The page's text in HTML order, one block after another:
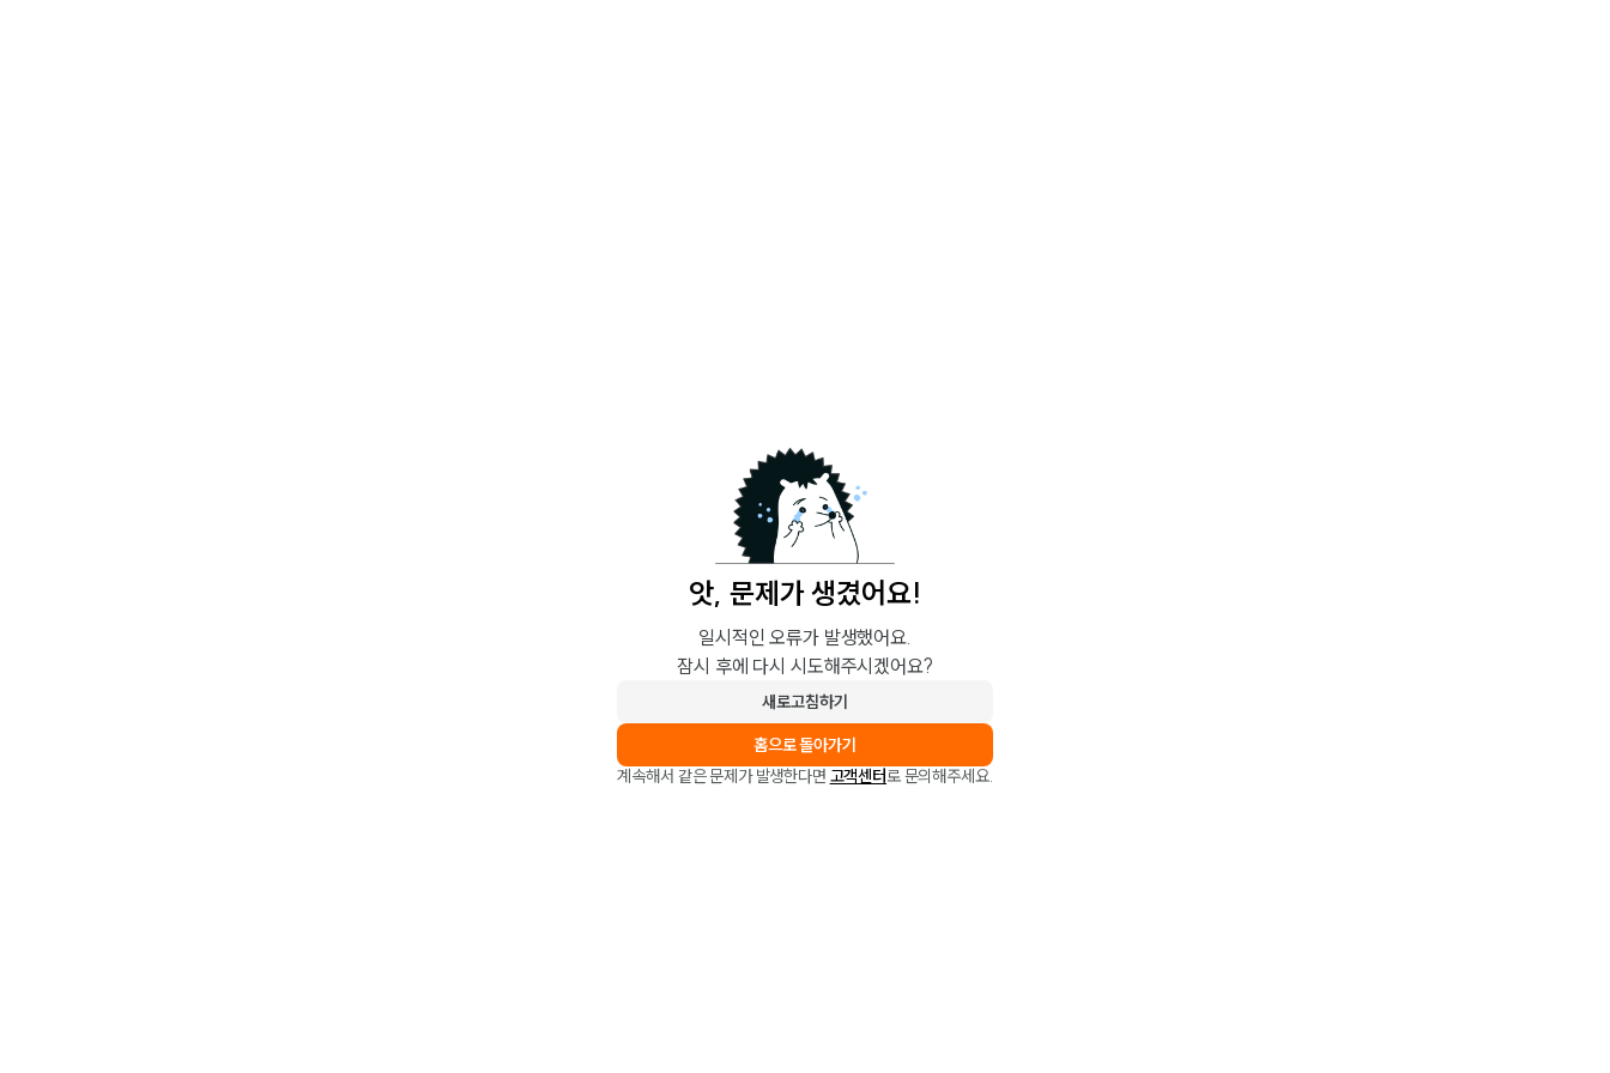
앗, 문제가 생겼어요!
일시적인 오류가 발생했어요.
잠시 후에 다시 시도해주시겠어요?
새로고침하기
홈으로 돌아가기
계속해서 같은 문제가 발생한다면 고객센터로 문의해주세요.